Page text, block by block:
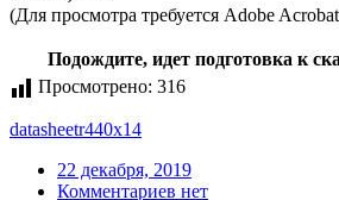
(Для просмотра требуется Adobe
Подождите, идет подготовка к
Просмотрено: 316
datasheetr440x14
22 декабря, 2019
Комментариев нет